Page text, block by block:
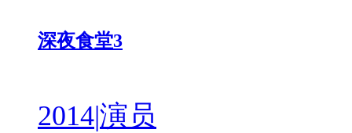
深夜食堂3
2014|演员